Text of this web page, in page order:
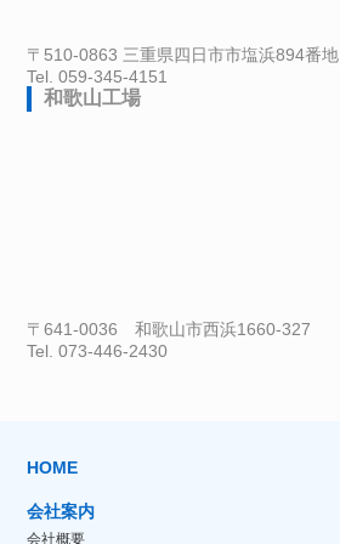
〒510-0863 三重県四日市市塩浜894番地
Tel. 059-345-4151
和歌山工場
〒641-0036 和歌山市西浜1660-327
Tel. 073-446-2430
HOME
会社案内
会社概要